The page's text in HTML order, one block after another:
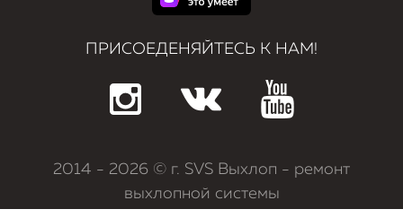
ПРИСОЕДЕНЯЙТЕСЬ К НАМ!
2014 - 2026 © г. SVS Выхлоп - ремонт
выхлопной системы